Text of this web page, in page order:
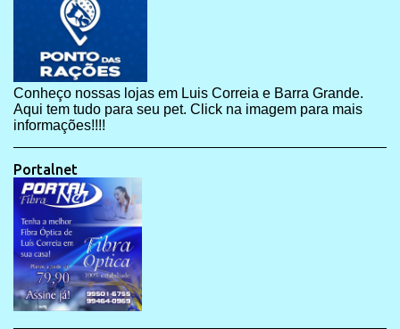
Conheço nossas lojas em Luis Correia e Barra Grande.
Aqui tem tudo para seu pet. Click na imagem para mais
informações!!!!
Portalnet